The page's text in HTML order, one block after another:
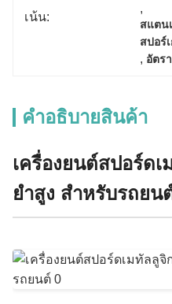
เน้น:
,
สแตน
สปอร์
, อัตร
คําอธิบายสินค้า
เครื่องยนต์สปอร์ด
ยําสูง สําหรับรถยน